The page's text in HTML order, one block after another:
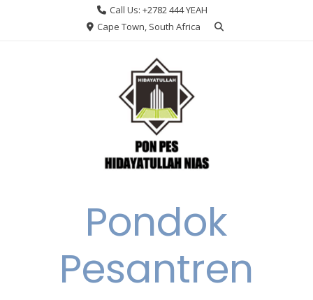
Call Us: +2782 444 YEAH
Cape Town, South Africa
Pondok
Pesantren